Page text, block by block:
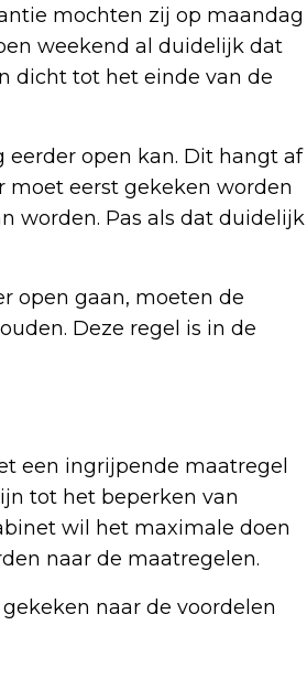
mochten zij op maandag
weekend al duidelijk dat
dicht tot het einde van de
eerder open kan. Dit hangt af
moet eerst gekeken worden
worden. Pas als dat duidelijk
open gaan, moeten de
Deze regel is in de
een ingrijpende maatregel
tot het beperken van
wil het maximale doen
naar de maatregelen.
naar de voordelen